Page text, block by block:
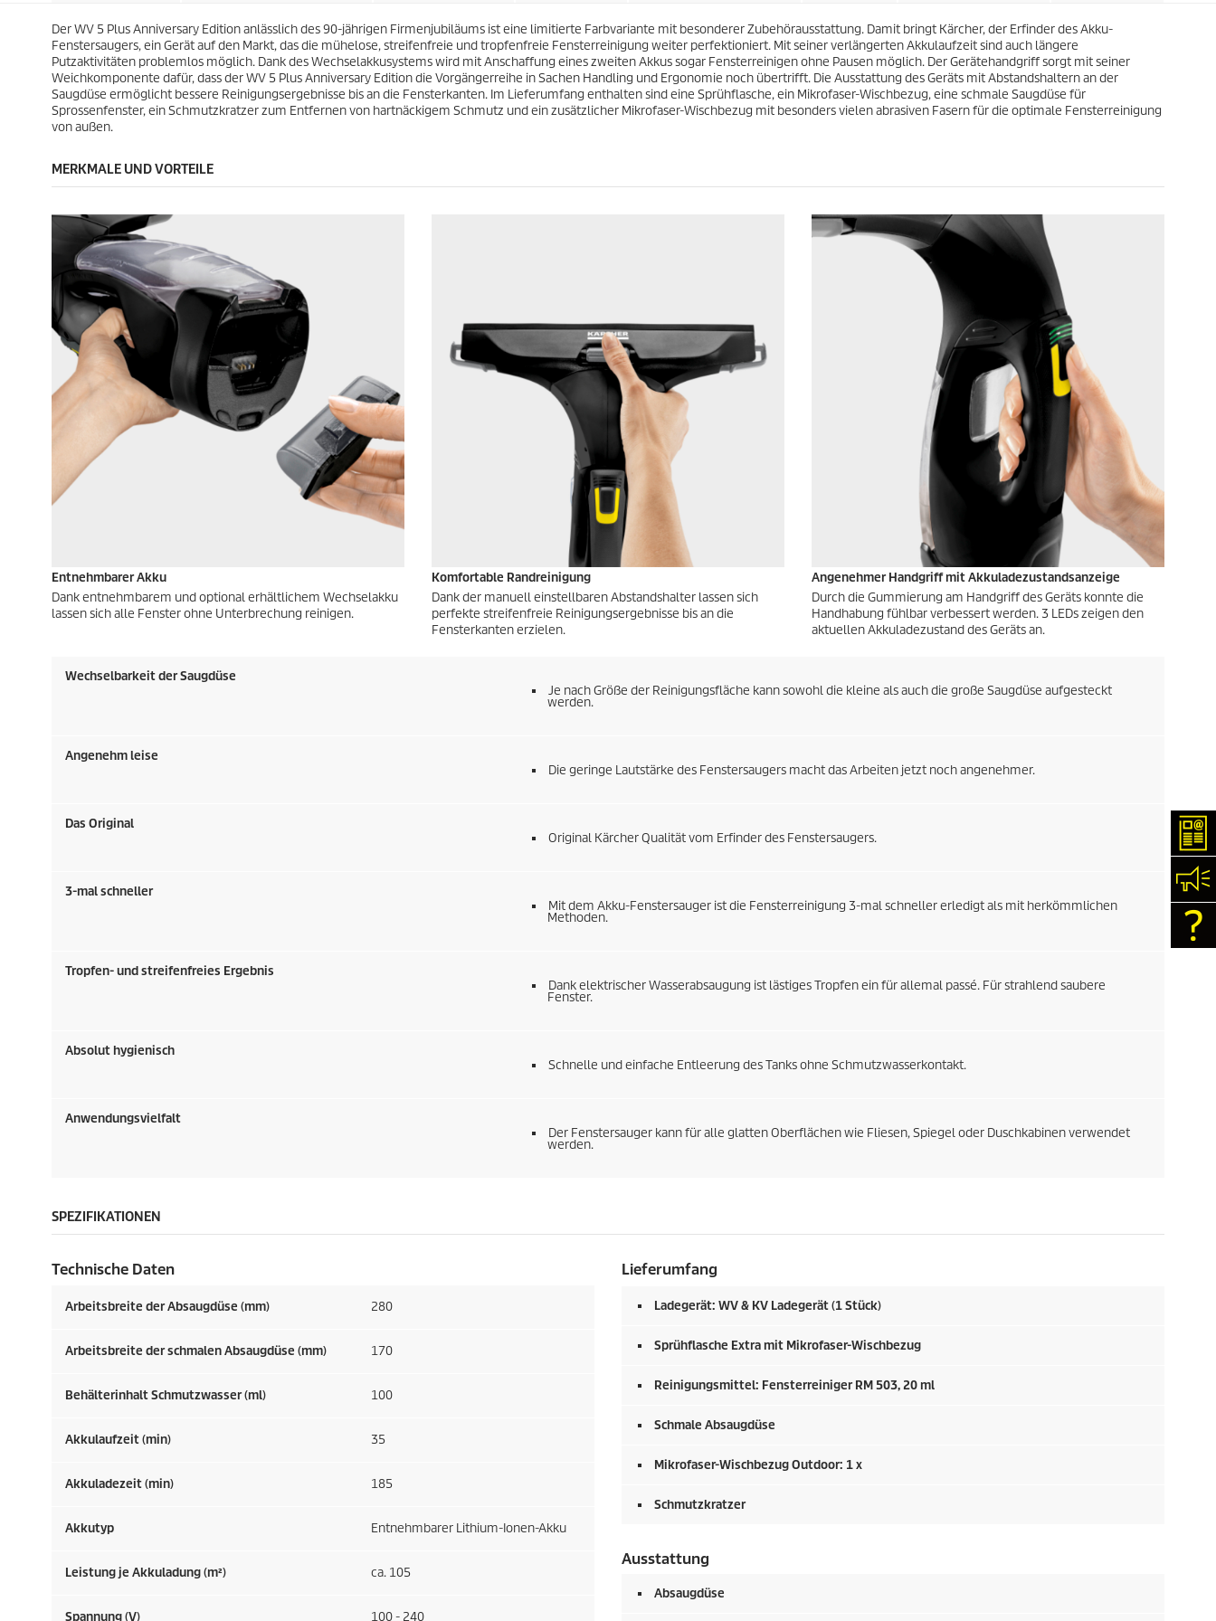
r
o
d
u
k
t
s
6
7
B
e
w
e
r
n
g
r
o
d
u
k
t
5
2
B
e
w
e
g
r
o
d
u
k
t
3
7
B
e
w
e
g
r
o
d
u
k
t
1
9
B
e
w
e
g
n
Der WV 5 Plus Anniversary Edition anlässlich des 90-jährigen Firmenjubiläums ist eine limitierte Farbvariante mit besonderer Zubehörausstattung. Damit bringt Kärcher, der Erfinder des Akku-
Fenstersaugers, ein Gerät auf den Markt, das die mühelose, streifenfreie und tropfenfreie Fensterreinigung weiter perfektioniert. Mit seiner verlängerten Akkulaufzeit sind auch längere
Putzaktivitäten problemlos möglich. Dank des Wechselakkusystems wird mit Anschaffung eines zweiten Akkus sogar Fensterreinigen ohne Pausen möglich. Der Gerätehandgriff sorgt mit seiner
Weichkomponente dafür, dass der WV 5 Plus Anniversary Edition die Vorgängerreihe in Sachen Handling und Ergonomie noch übertrifft. Die Ausstattung des Geräts mit Abstandshaltern an der
Saugdüse ermöglicht bessere Reinigungsergebnisse bis an die Fensterkanten. Im Lieferumfang enthalten sind eine Sprühflasche, ein Mikrofaser-Wischbezug, eine schmale Saugdüse für
Sprossenfenster, ein Schmutzkratzer zum Entfernen von hartnäckigem Schmutz und ein zusätzlicher Mikrofaser-Wischbezug mit besonders vielen abrasiven Fasern für die optimale Fensterreinigung
von außen.
MERKMALE UND VORTEILE
Entnehmbarer Akku
Dank entnehmbarem und optional erhältlichem Wechselakku
lassen sich alle Fenster ohne Unterbrechung reinigen.
Komfortable Randreinigung
Dank der manuell einstellbaren Abstandshalter lassen sich
perfekte streifenfreie Reinigungsergebnisse bis an die
Fensterkanten erzielen.
Angenehmer Handgriff mit Akkuladezustandsanzeige
Durch die Gummierung am Handgriff des Geräts konnte die
Handhabung fühlbar verbessert werden. 3 LEDs zeigen den
aktuellen Akkuladezustand des Geräts an.
Wechselbarkeit der Saugdüse
Je nach Größe der Reinigungsfläche kann sowohl die kleine als auch die große Saugdüse aufgesteckt
werden.
Angenehm leise
Die geringe Lautstärke des Fenstersaugers macht das Arbeiten jetzt noch angenehmer.
Das Original
Original Kärcher Qualität vom Erfinder des Fenstersaugers.
3-mal schneller
Mit dem Akku-Fenstersauger ist die Fensterreinigung 3-mal schneller erledigt als mit herkömmlichen
Methoden.
Tropfen- und streifenfreies Ergebnis
Dank elektrischer Wasserabsaugung ist lästiges Tropfen ein für allemal passé. Für strahlend saubere
Fenster.
Absolut hygienisch
Schnelle und einfache Entleerung des Tanks ohne Schmutzwasserkontakt.
Anwendungsvielfalt
Der Fenstersauger kann für alle glatten Oberflächen wie Fliesen, Spiegel oder Duschkabinen verwendet
werden.
SPEZIFIKATIONEN
Technische Daten
Arbeitsbreite der Absaugdüse (mm) 280
Arbeitsbreite der schmalen Absaugdüse (mm) 170
Behälterinhalt Schmutzwasser (ml) 100
Akkulaufzeit (min) 35
Akkuladezeit (min) 185
Akkutyp Entnehmbarer Lithium-Ionen-Akku
Leistung je Akkuladung (m²) ca. 105
Spannung (V) 100 - 240
Lieferumfang
Ladegerät: WV & KV Ladegerät (1 Stück)
Sprühflasche Extra mit Mikrofaser-Wischbezug
Reinigungsmittel: Fensterreiniger RM 503, 20 ml
Schmale Absaugdüse
Mikrofaser-Wischbezug Outdoor: 1 x
Schmutzkratzer
Ausstattung
Absaugdüse